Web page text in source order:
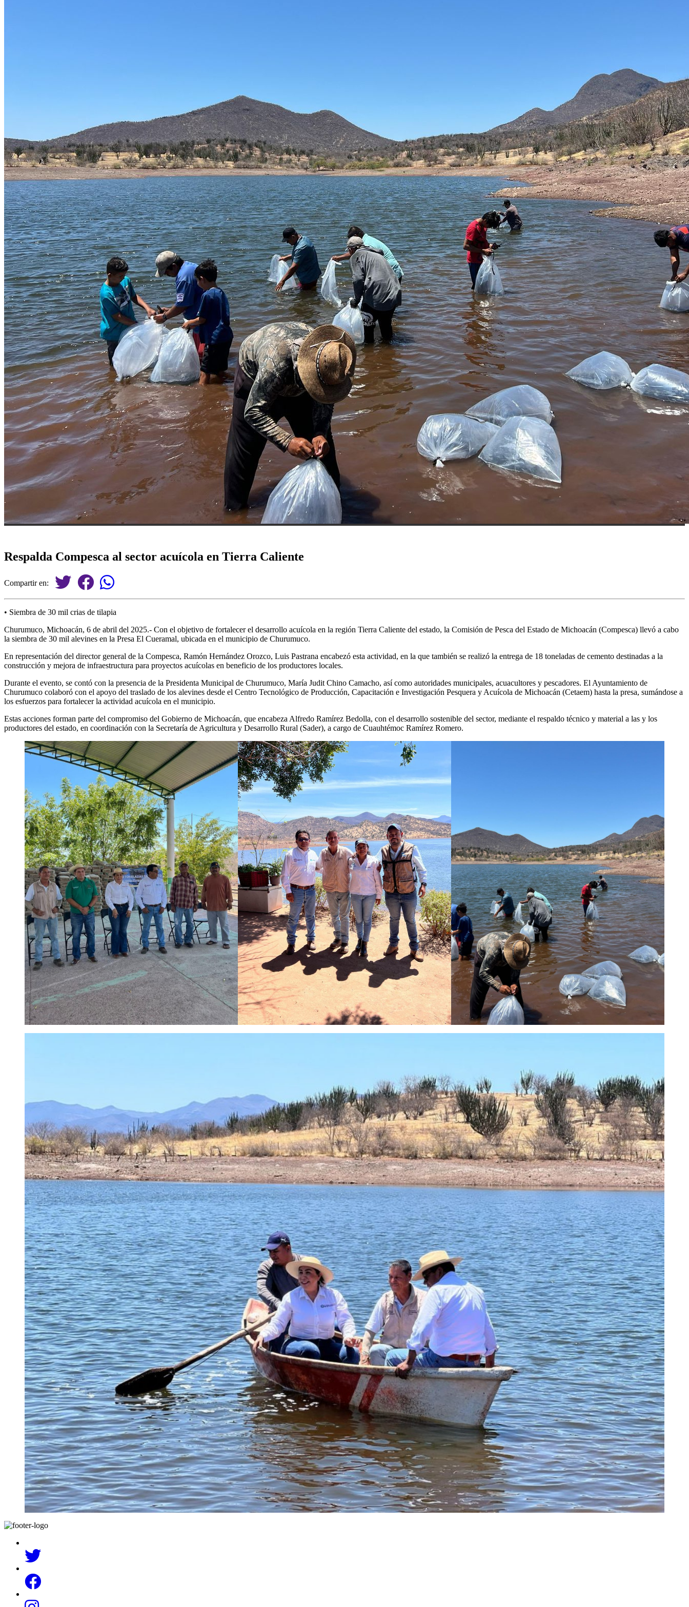
Respalda Compesca al sector acuícola en Tierra Caliente
Compartir en:
• Siembra de 30 mil crias de tilapia
Churumuco, Michoacán, 6 de abril del 2025.- Con el objetivo de fortalecer el desarrollo acuícola en la región Tierra Caliente del estado, la Comisión de Pesca del Estado de Michoacán (Compesca) llevó a cabo
la siembra de 30 mil alevines en la Presa El Cueramal, ubicada en el municipio de Churumuco.
En representación del director general de la Compesca, Ramón Hernández Orozco, Luis Pastrana encabezó esta actividad, en la que también se realizó la entrega de 18 toneladas de cemento destinadas a la
construcción y mejora de infraestructura para proyectos acuícolas en beneficio de los productores locales.
Durante el evento, se contó con la presencia de la Presidenta Municipal de Churumuco, María Judit Chino Camacho, así como autoridades municipales, acuacultores y pescadores. El Ayuntamiento de
Churumuco colaboró con el apoyo del traslado de los alevines desde el Centro Tecnológico de Producción, Capacitación e Investigación Pesquera y Acuícola de Michoacán (Cetaem) hasta la presa, sumándose a
los esfuerzos para fortalecer la actividad acuícola en el municipio.
Estas acciones forman parte del compromiso del Gobierno de Michoacán, que encabeza Alfredo Ramírez Bedolla, con el desarrollo sostenible del sector, mediante el respaldo técnico y material a las y los
productores del estado, en coordinación con la Secretaría de Agricultura y Desarrollo Rural (Sader), a cargo de Cuauhtémoc Ramírez Romero.